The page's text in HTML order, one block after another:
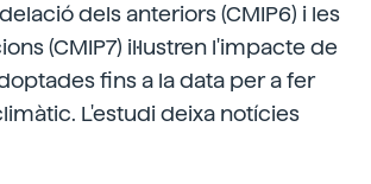
dels anteriors (CMIP6) i les
(CMIP7) il·lustren l'impacte de
fins a la data per a fer
L'estudi deixa notícies